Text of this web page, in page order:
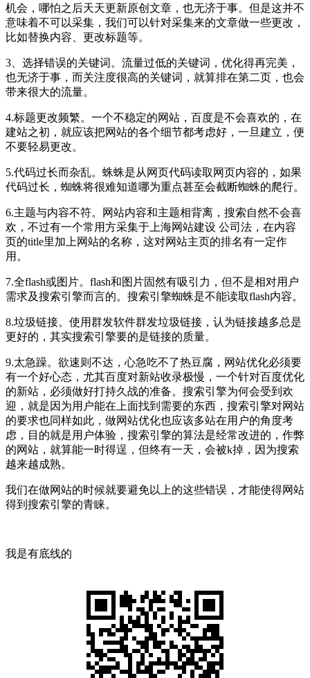
机会，哪怕之后天天更新原创文章，也无济于事。但是这并不
意味着不可以采集，我们可以针对采集来的文章做一些更改，
比如替换内容、更改标题等。
3、选择错误的关键词。流量过低的关键词，优化得再完美，
也无济于事，而关注度很高的关键词，就算排在第二页，也会
带来很大的流量。
4.标题更改频繁。一个不稳定的网站，百度是不会喜欢的，在
建站之初，就应该把网站的各个细节都考虑好，一旦建立，便
不要轻易更改。
5.代码过长而杂乱。蛛蛛是从网页代码读取网页内容的，如果
代码过长，蜘蛛将很难知道哪为重点甚至会截断蜘蛛的爬行。
6.主题与内容不符。网站内容和主题相背离，搜索自然不会喜
欢，不过有一个常用方采集于上海网站建设 公司法，在内容
页的title里加上网站的名称，这对网站主页的排名有一定作
用。
7.全flash或图片。flash和图片固然有吸引力，但不是相对用户
需求及搜索引擎而言的。搜索引擎蜘蛛是不能读取flash内容。
8.垃圾链接。使用群发软件群发垃圾链接，认为链接越多总是
更好的，其实搜索引擎要的是链接的质量。
9.太急躁。欲速则不达，心急吃不了热豆腐，网站优化必须要
有一个好心态，尤其百度对新站收录极慢，一个针对百度优化
的新站，必须做好打持久战的准备。搜索引擎为何会受到欢
迎，就是因为用户能在上面找到需要的东西，搜索引擎对网站
的要求也同样如此，做网站优化也应该多站在用户的角度考
虑，目的就是用户体验，搜索引擎的算法是经常改进的，作弊
的网站，就算能一时得逞，但终有一天，会被k掉，因为搜索
越来越成熟。
我们在做网站的时候就要避免以上的这些错误，才能使得网站
得到搜索引擎的青睐。
我是有底线的